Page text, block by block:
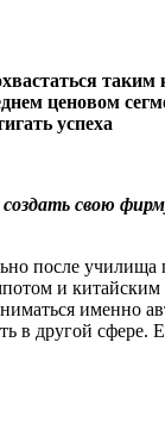
ценовом
успеха
свою
после
и
именно
в другой сфере.